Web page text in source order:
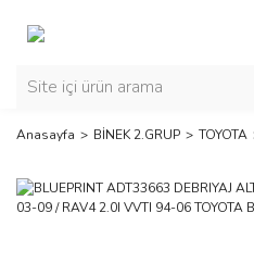
Anasayfa BİNEK 2.GRUP TOYOTA